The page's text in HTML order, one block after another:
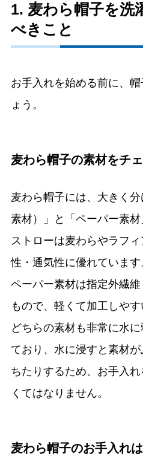
1. 麦わら帽子を洗
べきこと
お手入れを始める前に、
ょう。
麦わら帽子の素材をチェ
麦わら帽子には、大きく
素材）」と「ペーパー素材
ストローは麦わらやラフ
性・通気性に優れています
ペーパー素材は指定外繊
もので、軽くて加工しやす
どちらの素材も非常に水
ており、水に浸すと素材
ちたりするため、お手入
くてはなりません。
麦わら帽子のお手入れ